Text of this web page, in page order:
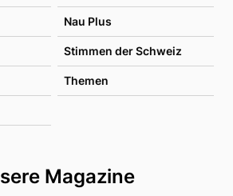
Nau Plus
Stimmen der Schweiz
Themen
Magazine